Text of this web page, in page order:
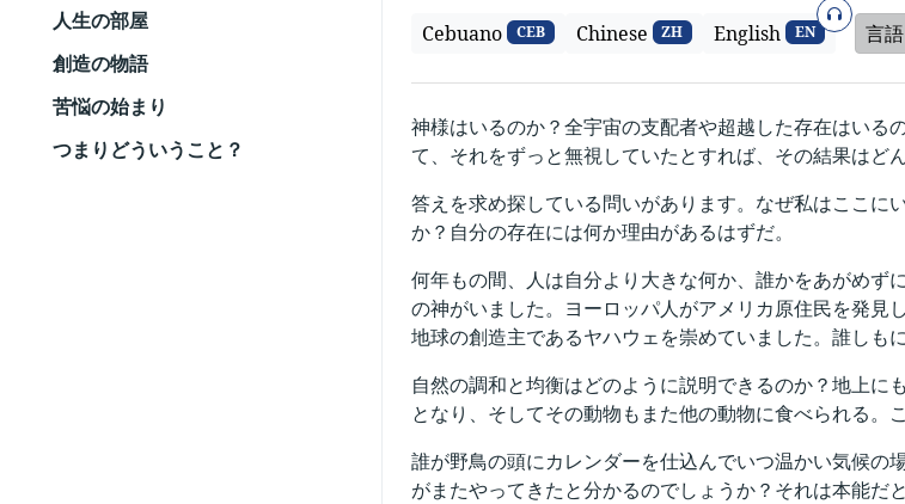
人生の部屋
創造の物語
苦悩の始まり
つまりどういうこと？
Cebuano CEB Chinese ZH English EN
オーディ
言語
神様はいるのか？全宇宙の支配者や超越した存在はいる
て、それをずっと無視していたとすれば、その結果はど
答えを求め探している問いがあります。なぜ私はここ
か？自分の存在には何か理由があるはずだ。
何年もの間、人は自分より大きな何か、誰かをあがめず
の神がいました。ヨーロッパ人がアメリカ原住民を発
地球の創造主であるヤハウェを崇めていました。誰しも
自然の調和と均衡はどのように説明できるのか？地上
となり、そしてその動物もまた他の動物に食べられる。
誰が野鳥の頭にカレンダーを仕込んでいつ温かい気候の
がまたやってきたと分かるのでしょうか？それは本能だ